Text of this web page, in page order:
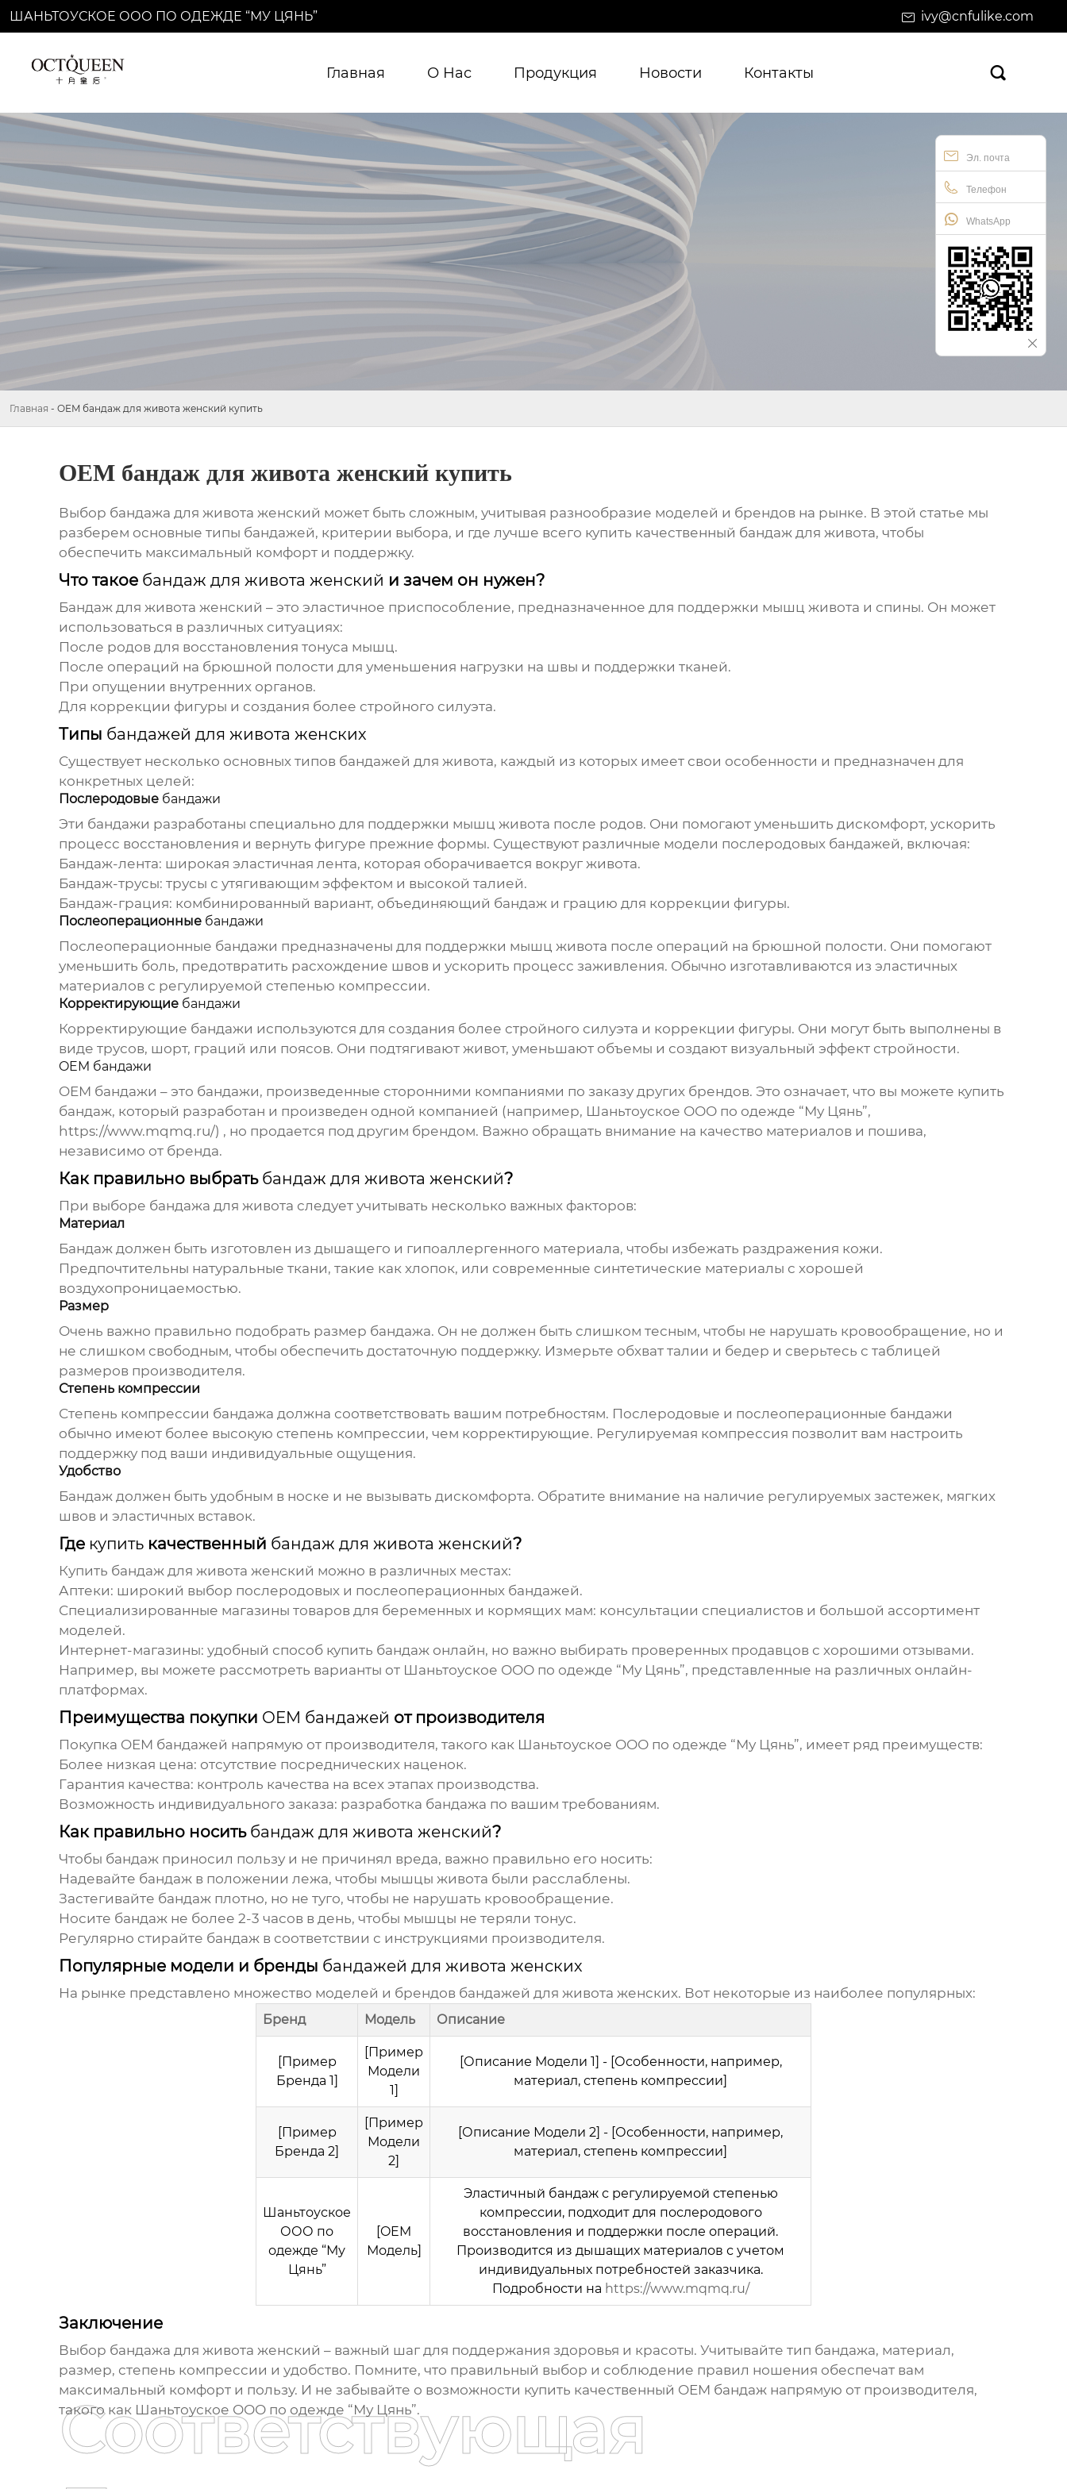
ШАНЬТОУСКОЕ ООО ПО ОДЕЖДЕ “МУ ЦЯНЬ” ivy@cnfulike.com
Главная О Нас Продукция Новости Контакты 
Эл. почта
Телефон
WhatsApp
Главная - OEM бандаж для живота женский купить
OEM бандаж для живота женский купить
Выбор бандажа для живота женский может быть сложным, учитывая разнообразие моделей и брендов на рынке. В этой статье мы
разберем основные типы бандажей, критерии выбора, и где лучше всего купить качественный бандаж для живота, чтобы
обеспечить максимальный комфорт и поддержку.
Что такое бандаж для живота женский и зачем он нужен?
Бандаж для живота женский – это эластичное приспособление, предназначенное для поддержки мышц живота и спины. Он может
использоваться в различных ситуациях:
После родов для восстановления тонуса мышц.
После операций на брюшной полости для уменьшения нагрузки на швы и поддержки тканей.
При опущении внутренних органов.
Для коррекции фигуры и создания более стройного силуэта.
Типы бандажей для живота женских
Существует несколько основных типов бандажей для живота, каждый из которых имеет свои особенности и предназначен для
конкретных целей:
Послеродовые бандажи
Эти бандажи разработаны специально для поддержки мышц живота после родов. Они помогают уменьшить дискомфорт, ускорить
процесс восстановления и вернуть фигуре прежние формы. Существуют различные модели послеродовых бандажей, включая:
Бандаж-лента: широкая эластичная лента, которая оборачивается вокруг живота.
Бандаж-трусы: трусы с утягивающим эффектом и высокой талией.
Бандаж-грация: комбинированный вариант, объединяющий бандажи грацию для коррекции фигуры.
Послеоперационные бандажи
Послеоперационные бандажи предназначены для поддержки мышц живота после операций на брюшной полости. Они помогают
уменьшить боль, предотвратить расхождение швов и ускорить процесс заживления. Обычно изготавливаются из эластичных
материалов с регулируемой степенью компрессии.
Корректирующие бандажи
Корректирующие бандажи используются для создания более стройного силуэта и коррекции фигуры. Они могут быть выполнены в
виде трусов, шорт, граций или поясов. Они подтягивают живот, уменьшают объемы и создают визуальный эффект стройности.
OEM бандажи
OEM бандажи – это бандажи, произведенные сторонними компаниями по заказу других брендов. Это означает, что вы можете купить
бандаж, который разработан и произведен одной компанией (например, Шаньтоуское ООО по одежде “Му Цянь”,
https://www.mqmq.ru/) , но продается под другим брендом. Важно обращать внимание на качество материалов и пошива,
независимо от бренда.
Как правильно выбрать бандаж для живота женский?
При выборе бандажа для живота следует учитывать несколько важных факторов:
Материал
Бандаждолжен быть изготовлен из дышащего и гипоаллергенного материала, чтобы избежать раздражения кожи.
Предпочтительны натуральные ткани, такие как хлопок, или современные синтетические материалы с хорошей
воздухопроницаемостью.
Размер
Очень важно правильно подобрать размер бандажа. Он не должен быть слишком тесным, чтобы не нарушать кровообращение, но и
не слишком свободным, чтобы обеспечить достаточную поддержку. Измерьте обхват талии и бедер и сверьтесь с таблицей
размеров производителя.
Степень компрессии
Степень компрессии бандажа должна соответствовать вашим потребностям. Послеродовые и послеоперационные бандажи
обычно имеют более высокую степень компрессии, чем корректирующие. Регулируемая компрессия позволит вам настроить
поддержку под ваши индивидуальные ощущения.
Удобство
Бандаждолжен быть удобным в носке и не вызывать дискомфорта. Обратите внимание на наличие регулируемых застежек, мягких
швов и эластичных вставок.
Где купитькачественный бандаж для живота женский?
Купить бандаж для живота женский можно в различных местах:
Аптеки: широкий выбор послеродовых и послеоперационных бандажей.
Специализированные магазины товаров для беременных и кормящих мам: консультации специалистов и большой ассортимент
моделей.
Интернет-магазины: удобный способ купить бандажонлайн, но важно выбирать проверенных продавцов с хорошими отзывами.
Например, вы можете рассмотреть варианты от Шаньтоуское ООО по одежде “Му Цянь”, представленные на различных онлайн-
платформах.
Преимущества покупки OEM бандажей от производителя
Покупка OEM бандажей напрямую от производителя, такого как Шаньтоуское ООО по одежде “Му Цянь”, имеет ряд преимуществ:
Более низкая цена: отсутствие посреднических наценок.
Гарантия качества: контроль качества на всех этапах производства.
Возможность индивидуального заказа: разработка бандажа по вашим требованиям.
Как правильно носить бандаж для живота женский?
Чтобы бандажприносил пользу и не причинял вреда, важно правильно его носить:
Надевайте бандажв положении лежа, чтобы мышцы живота были расслаблены.
Застегивайте бандажплотно, но не туго, чтобы не нарушать кровообращение.
Носите бандажне более 2-3 часов в день, чтобы мышцы не теряли тонус.
Регулярно стирайте бандажв соответствии с инструкциями производителя.
Популярные модели и бренды бандажей для живота женских
На рынке представлено множество моделей и брендов бандажей для живота женских. Вот некоторые из наиболее популярных:
Бренд Модель Описание
[Пример
Бренда 1]
[Пример
Модели
1]
[Описание Модели 1] - [Особенности, например,
материал, степень компрессии]
[Пример
Бренда 2]
[Пример
Модели
2]
[Описание Модели 2] - [Особенности, например,
материал, степень компрессии]
Шаньтоуское
ООО по
одежде “Му
Цянь”
[OEM
Модель]
Эластичный бандажс регулируемой степенью
компрессии, подходит для послеродового
восстановления и поддержки после операций.
Производится из дышащих материалов с учетом
индивидуальных потребностей заказчика.
Подробности на https://www.mqmq.ru/
Заключение
Выбор бандажа для живота женский – важный шаг для поддержания здоровья и красоты. Учитывайте тип бандажа, материал,
размер, степень компрессии и удобство. Помните, что правильный выбор и соблюдение правил ношения обеспечат вам
максимальный комфорт и пользу. И не забывайте о возможности купить качественный OEM бандажнапрямую от производителя,
такого как Шаньтоуское ООО по одежде “Му Цянь”.
Соответствующая